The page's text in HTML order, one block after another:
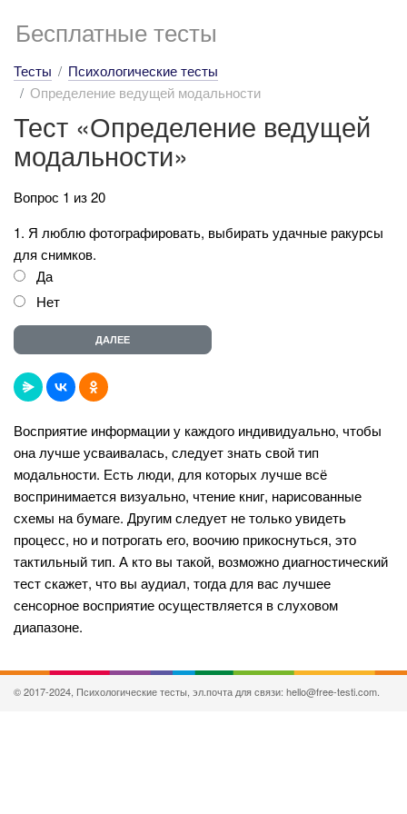
Бесплатные тесты
Тесты
Психологические тесты
Определение ведущей модальности
Тест «Определение ведущей
модальности»
Вопрос 1 из 20
1. Я люблю фотографировать, выбирать удачные ракурсы
для снимков.
Да
Нет
Восприятие информации у каждого индивидуально, чтобы
она лучше усваивалась, следует знать свой тип
модальности. Есть люди, для которых лучше всё
воспринимается визуально, чтение книг, нарисованные
схемы на бумаге. Другим следует не только увидеть
процесс, но и потрогать его, воочию прикоснуться, это
тактильный тип. А кто вы такой, возможно диагностический
тест скажет, что вы аудиал, тогда для вас лучшее
сенсорное восприятие осуществляется в слуховом
диапазоне.
© 2017-2024, Психологические тесты, эл.почта для связи: hello@free-testi.com.